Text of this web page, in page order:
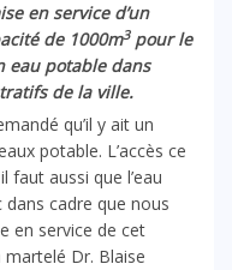
en service d’un
de 1000m3pour le
eau potable dans
de la ville.
qu’il y ait un
potable. L’accès ce
faut aussi que l’eau
dans cadre que nous
en service de cet
Dr. Blaise